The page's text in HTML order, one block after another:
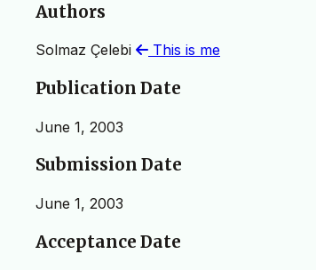
Authors
Solmaz Çelebi This is me
Publication Date
June 1, 2003
Submission Date
June 1, 2003
Acceptance Date